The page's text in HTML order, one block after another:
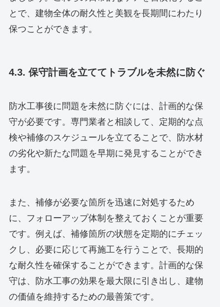
とで、建物全体の耐久性と美観を長期間にわたり
保つことができます。
4.3. 保守計画を立ててトラブルを未然に防ぐ
防水工事後に問題を未然に防ぐには、計画的な保
守が必要です。専門業者と相談して、定期的な点
検や補修のスケジュールを立てることで、防水材
の劣化や新たな問題を早期に発見することができ
ます。
また、補修が必要な箇所を迅速に対処するため
に、フォローアップ体制を整えておくことが重要
です。例えば、補修箇所の状態を定期的にチェッ
クし、必要に応じて再施工を行うことで、長期的
な耐久性を確保することができます。計画的な保
守は、防水工事の効果を最大限に引き出し、建物
の価値を維持するための最善策です。